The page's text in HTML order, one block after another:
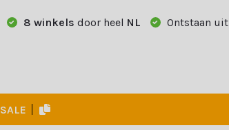
8 winkels door heel NL Ontstaan uit
SALE